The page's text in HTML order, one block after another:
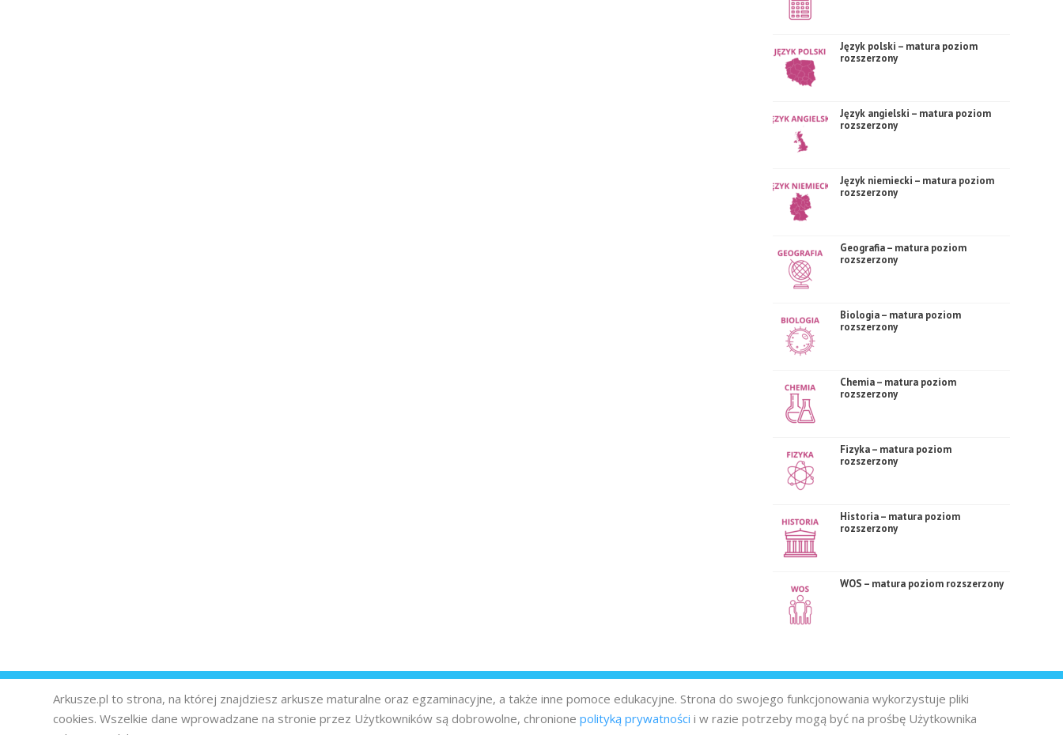
Język polski – matura poziom
rozszerzony
Język angielski – matura poziom
rozszerzony
Język niemiecki – matura poziom
rozszerzony
Geografia – matura poziom
rozszerzony
Biologia – matura poziom
rozszerzony
Chemia – matura poziom
rozszerzony
Fizyka – matura poziom
rozszerzony
Historia – matura poziom
rozszerzony
WOS – matura poziom rozszerzony
Arkusze.pl to strona, na której znajdziesz arkusze maturalne oraz egzaminacyjne, a także inne pomoce edukacyjne. Strona do swojego funkcjonowania wykorzystuje pliki
cookies. Wszelkie dane wprowadzane na stronie przez Użytkowników są dobrowolne, chronione polityką prywatności i w razie potrzeby mogą być na prośbę Użytkownika